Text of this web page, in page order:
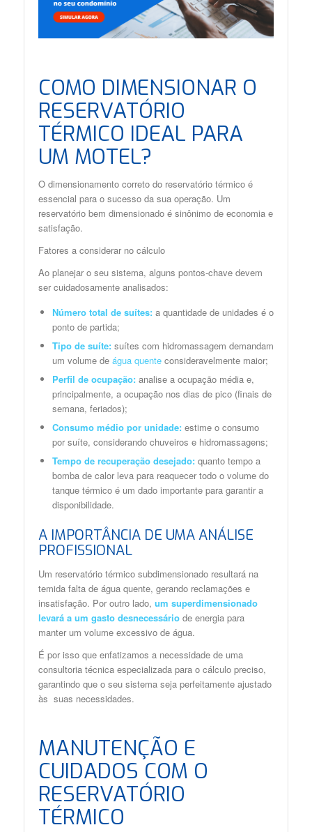
COMO DIMENSIONAR O
RESERVATÓRIO
TÉRMICO IDEAL PARA
UM MOTEL?
O dimensionamento correto do reservatório térmico é
essencial para o sucesso da sua operação. Um
reservatório bem dimensionado é sinônimo de economia e
satisfação.
Fatores a considerar no cálculo
Ao planejar o seu sistema, alguns pontos-chave devem
ser cuidadosamente analisados:
Número total de suítes: a quantidade de unidades é o
ponto de partida;
Tipo de suíte:suítes com hidromassagem demandam
um volume deágua quenteconsideravelmente maior;
Perfil de ocupação: analise a ocupação média e,
principalmente, a ocupação nos dias de pico (finais de
semana, feriados);
Consumo médio por unidade:estime o consumo
por suíte, considerando chuveiros e hidromassagens;
Tempo de recuperação desejado:quanto tempo a
bomba de calor leva para reaquecer todo o volume do
tanque térmico é um dado importante para garantir a
disponibilidade.
A IMPORTÂNCIA DE UMA ANÁLISE
PROFISSIONAL
Um reservatório térmico subdimensionado resultará na
temida falta de água quente, gerando reclamações e
insatisfação. Por outro lado, um superdimensionado
levará a um gasto desnecessáriode energia para
manter um volume excessivo de água.
É por isso que enfatizamos a necessidade de uma
consultoria técnica especializada para o cálculo preciso,
garantindo que o seu sistema seja perfeitamente ajustado
às suas necessidades.
MANUTENÇÃO E
CUIDADOS COM O
RESERVATÓRIO
TÉRMICO